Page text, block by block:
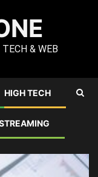
& WEB
HIGH TECH